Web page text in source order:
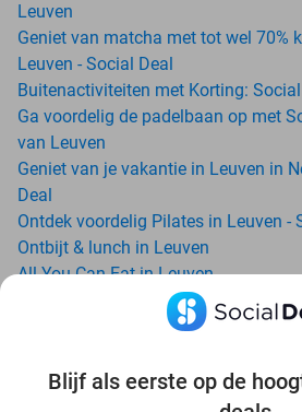
Blijf als eerste op de
Leuven
Geniet van matcha met tot wel 70%
Leuven - Social Deal
Buitenactiviteiten met Korting:
Ga voordelig de padelbaan op met
van Leuven
Geniet van je vakantie in Leuven in
Deal
Ontdek voordelig Pilates in Leuven -
Ontbijt & lunch in Leuven
All-You-Can-Eat in Leuven
Avondje uit in regio Leuven?
onvergetelijke avond
de ideale dates
Dagje uit naar Pairi Daiza vanaf